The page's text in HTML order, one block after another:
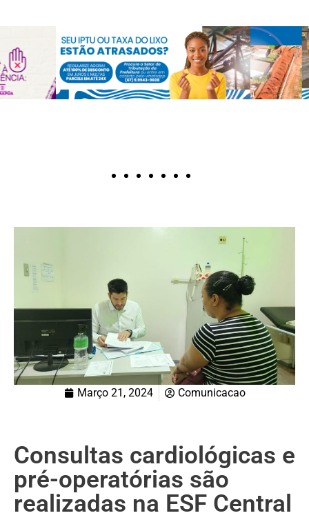
Março 21, 2024 Comunicacao
Consultas cardiológicas e
pré-operatórias são
realizadas na ESF Central